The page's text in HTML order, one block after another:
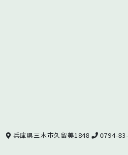
兵庫県三木市久留美1848 0794-